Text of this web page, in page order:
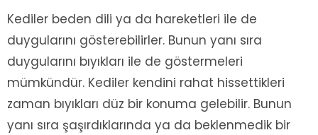
Kediler beden dili ya da hareketleri ile de
duygularını gösterebilirler. Bunun yanı sıra
duygularını bıyıkları ile de göstermeleri
mümkündür. Kediler kendini rahat hissettikleri
zaman bıyıkları düz bir konuma gelebilir. Bunun
yanı sıra şaşırdıklarında ya da beklenmedik bir